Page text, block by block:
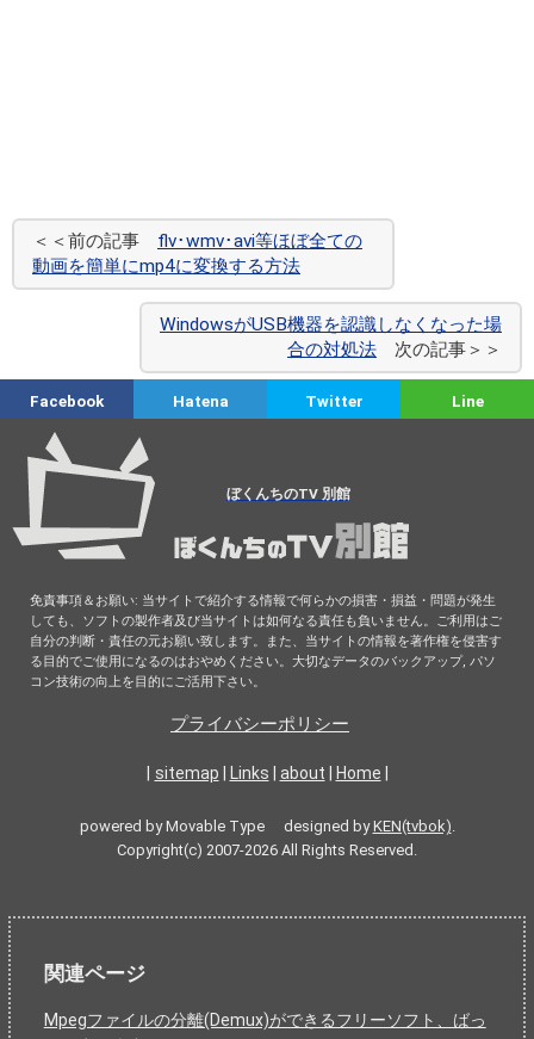
＜＜前の記事 flv･wmv･avi等ほぼ全ての
動画を簡単にmp4に変換する方法
WindowsがUSB機器を認識しなくなった場
合の対処法 次の記事＞＞
Facebook Hatena Twitter Line
ぼくんちのTV 別館
免責事項＆お願い: 当サイトで紹介する情報で何らかの損害・損益・問題が発生
しても、ソフトの製作者及び当サイトは如何なる責任も負いません。ご利用はご
自分の判断・責任の元お願い致します。また、当サイトの情報を著作権を侵害す
る目的でご使用になるのはおやめください。大切なデータのバックアップ, パソ
コン技術の向上を目的にご活用下さい。
プライバシーポリシー
sitemap Links about Home
powered by Movable Type designed byKEN(tvbok).
Copyright(c) 2007-2026 All Rights Reserved.
関連ページ
Mpegファイルの分離(Demux)ができるフリーソフト、ばっ